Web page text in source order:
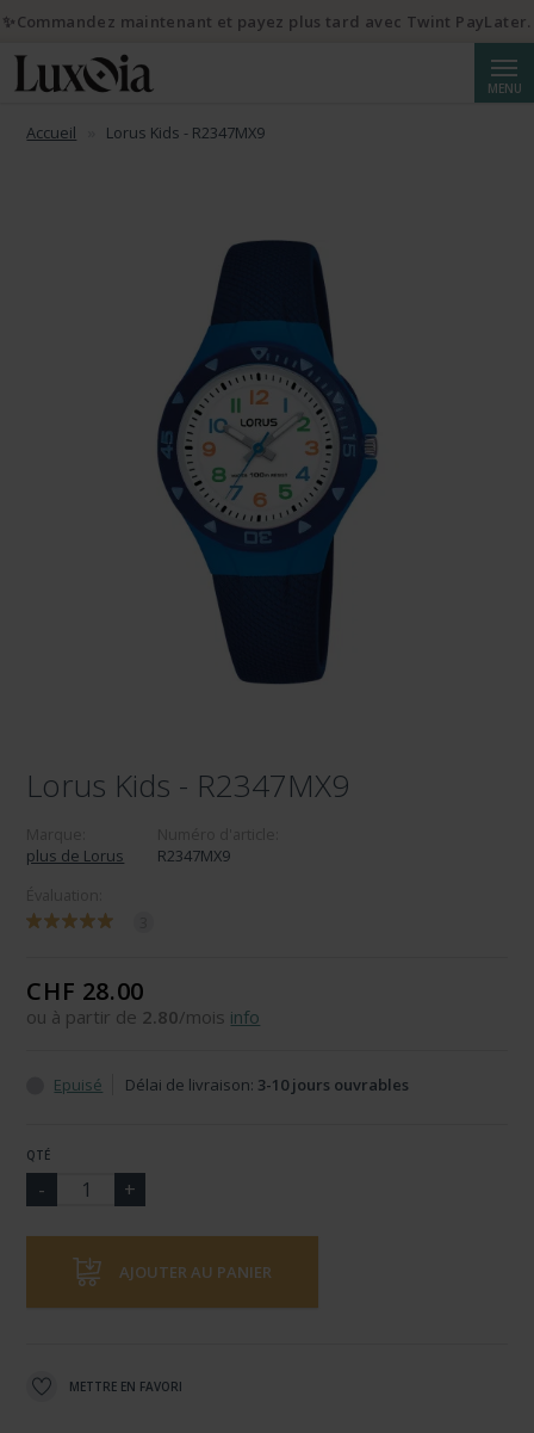
MENU
Accueil Lorus Kids - R2347MX9
Lorus Kids - R2347MX9
plus de Lorus
R2347MX9
CHF 28.00
ou à partir de 2.80/mois info
Epuisé Délai de livraison: 3-10 jours ouvrables
QTÉ
AJOUTER AU PANIER
METTRE EN FAVORI
✨Commandez maintenant et payez plus tard avec Twint PayLater.